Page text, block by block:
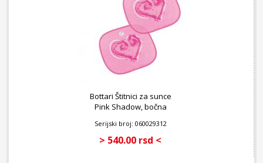
Bottari Štitnici za sunce
Pink Shadow, bočna
Serijski broj: 060029312
> 540.00 rsd <